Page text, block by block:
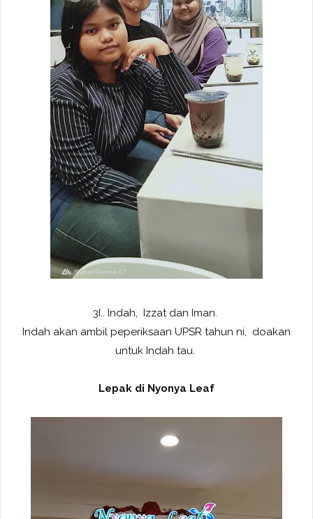
3I.. Indah, Izzat dan Iman.
Indah akan ambil peperiksaan UPSR tahun ni, doakan
untuk Indah tau.
Lepak di Nyonya Leaf